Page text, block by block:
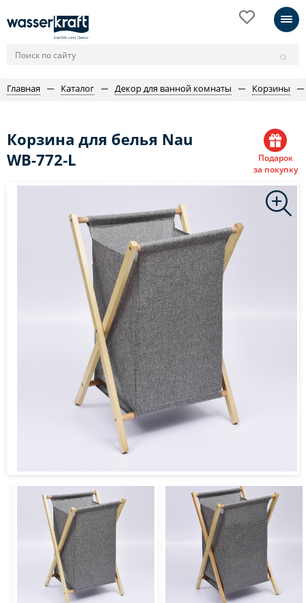
Главная Каталог Декор для ванной комнаты Корзины
Корзина для белья Nau
WB-772-L
Подарок
за покупку